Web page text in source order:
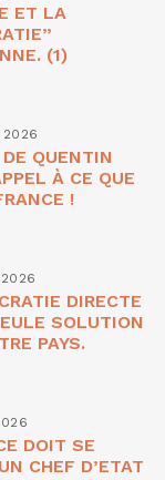
ET LA
(1)
2026
QUENTIN
À CE QUE
!
DIRECTE
SOLUTION
PAYS.
DOIT SE
CHEF D’ETAT